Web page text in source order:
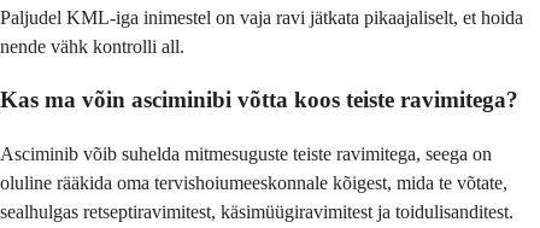
Paljudel KML-iga inimestel on vaja ravi jätkata pikaajaliselt, et hoida
nende vähk kontrolli all.
Kas ma võin asciminibi võtta koos teiste ravimitega?
Asciminib võib suhelda mitmesuguste teiste ravimitega, seega on
oluline rääkida oma tervishoiumeeskonnale kõigest, mida te võtate,
sealhulgas retseptiravimitest, käsimüügiravimitest ja toidulisanditest.